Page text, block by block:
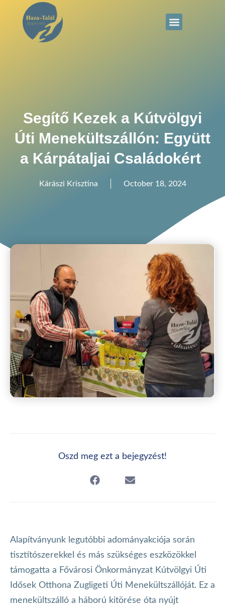
Segítő Kezek a Kútvölgyi
Úti Menekültszállón: Együtt
a Kárpátaljai Családokért
Kárászi Krisztina October 18, 2024
Oszd meg ezt a bejegyzést!
Alapítványunk legutóbbi adományakciója során
tisztítószerekkel és más szükséges eszközökkel
támogatta a Fővárosi Önkormányzat Kútvölgyi Úti
Idősek Otthona Zugligeti Úti Menekültszállóját. Ez a
menekültszálló a háború kitörése óta nyújt